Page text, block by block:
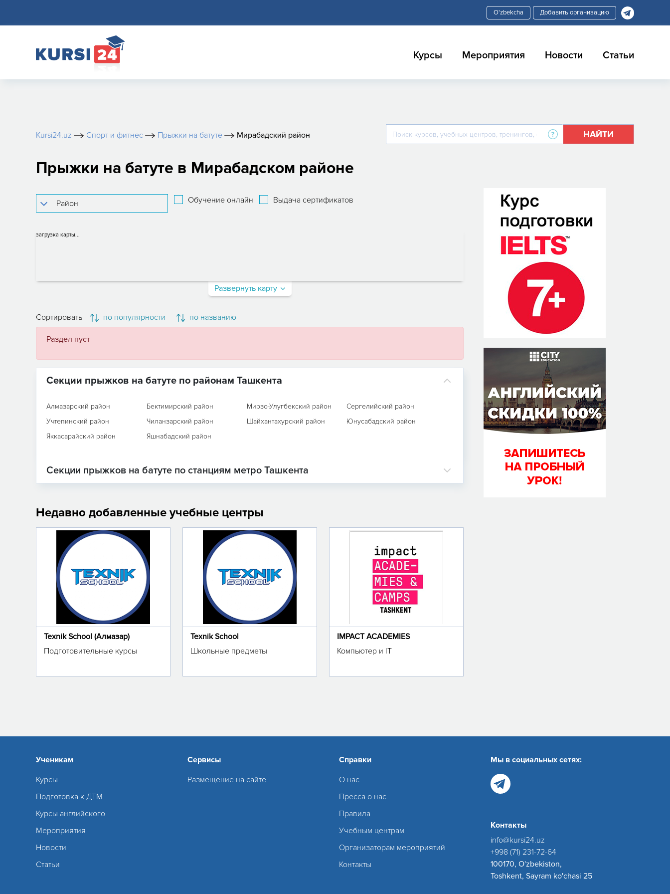
Добавить организацию
Курсы Мероприятия Новости Статьи
Kursi24.uz Спорт и фитнес Прыжки на батуте Мирабадский район НАЙТИ
Прыжки на батуте в Мирабадском районе
Обучение онлайн Выдача сертификатов
загрузка карты...
Развернуть карту
Сортировать по популярности по названию
Раздел пуст
Секции прыжков на батуте по районам Ташкента
Алмазарский район Бектимирский район Мирзо-Улугбекский район
Сергелийский район
Учтепинский район
Чиланзарский район Шайхантахурский район
Юнусабадский район
Яккасарайский район
Яшнабадский район
Секции прыжков на батуте по станциям метро Ташкента
Недавно добавленные учебные центры
Texnik School (Алмазар)
Подготовительные курсы
Texnik School
Школьные предметы
IMPACT ACADEMIES
Компьютер и IT
Ученикам
Курсы
Подготовка к ДТМ
Курсы английского
Мероприятия
Новости
Статьи
Сервисы
Размещение на сайте
Справки
О нас
Пресса о нас
Правила
Учебным центрам
Организаторам мероприятий
Контакты
Мы в социальных сетях:
Контакты
info@kursi24.uz
+998 (71) 231-72-64
100170, O'zbekiston,
Toshkent, Sayram ko'chasi 25